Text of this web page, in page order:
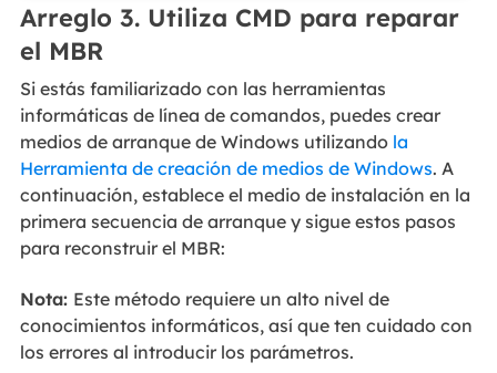
Arreglo 3. Utiliza CMD para reparar
el MBR
Si estás familiarizado con las herramientas
informáticas de línea de comandos, puedes crear
medios de arranque de Windows utilizando la
Herramienta de creación de medios de Windows. A
continuación, establece el medio de instalación en la
primera secuencia de arranque y sigue estos pasos
para reconstruir el MBR:
Nota: Este método requiere un alto nivel de
conocimientos informáticos, así que ten cuidado con
los errores al introducir los parámetros.